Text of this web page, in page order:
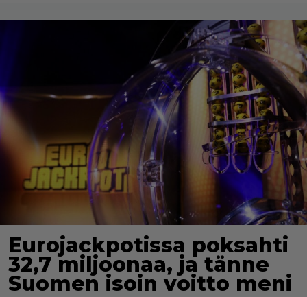
Eurojackpotissa poksahti
32,7 miljoonaa, ja tänne
Suomen isoin voitto meni